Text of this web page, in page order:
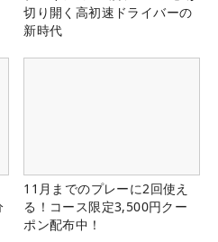
切り開く高初速ドライバーの
新時代
11月までのプレーに2回使え
る！コース限定3,500円クー
ポン配布中！